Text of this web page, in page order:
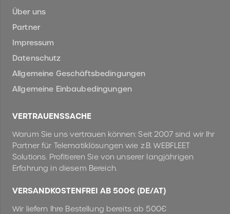
Über uns
Partner
Impressum
Datenschutz
Allgemeine Geschäftsbedingungen
Allgemeine Einbaubedingungen
VERTRAUENSSACHE
Warum Sie uns vertrauen können: Seit 2007 sind wir Ihr
Partner für Telematiklösungen wie z.B. WEBFLEET
Solutions. Profitieren Sie von unserer langjährigen
Erfahrung in diesem Bereich.
VERSANDKOSTENFREI AB 500€ (DE/AT)
Wir liefern Ihre Bestellung bereits ab 500€